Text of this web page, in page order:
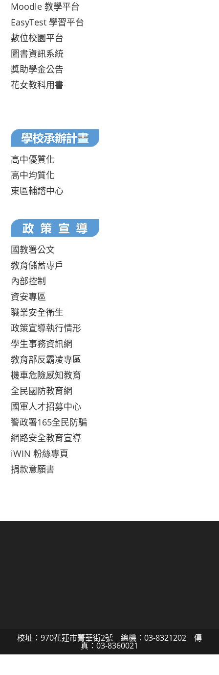
Moodle 教學平台
EasyTest 學習平台
數位校園平台
圖書資訊系統
獎助學金公告
花女教科用書
高中優質化
高中均質化
東區輔諮中心
國教署公文
教育儲蓄專戶
內部控制
資安專區
職業安全衛生
政策宣導執行情形
學生事務資訊網
教育部反霸凌專區
機車危險感知教育
全民國防教育網
國軍人才招募中心
警政署165全民防騙
網路安全教育宣導
iWIN 粉絲專頁
捐款意願書
校址：970花蓮市菁華街2號 總機：03-8321202 傳
真：03-8360021